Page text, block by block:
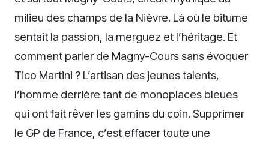
milieu des champs de la Nièvre. Là où le bitume
sentait la passion, la merguez et l’héritage. Et
comment parler de Magny-Cours sans évoquer
Tico Martini ? L’artisan des jeunes talents,
l’homme derrière tant de monoplaces bleues
qui ont fait rêver les gamins du coin. Supprimer
le GP de France, c’est effacer toute une